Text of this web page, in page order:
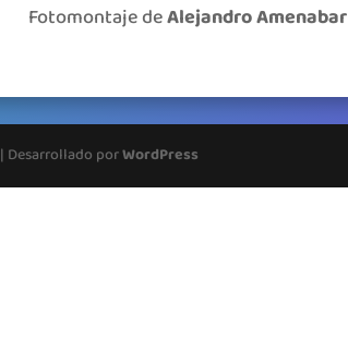
Fotomontaje deAlejandro Amenabar
| Desarrollado porWordPress